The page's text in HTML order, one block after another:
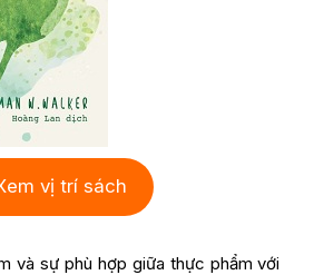
vị trí sách
và sự phù hợp giữa thực phẩm với